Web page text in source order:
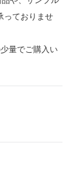
っておりませ
量でご購入い